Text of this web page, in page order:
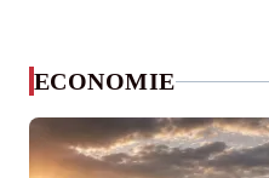
ECONOMIE